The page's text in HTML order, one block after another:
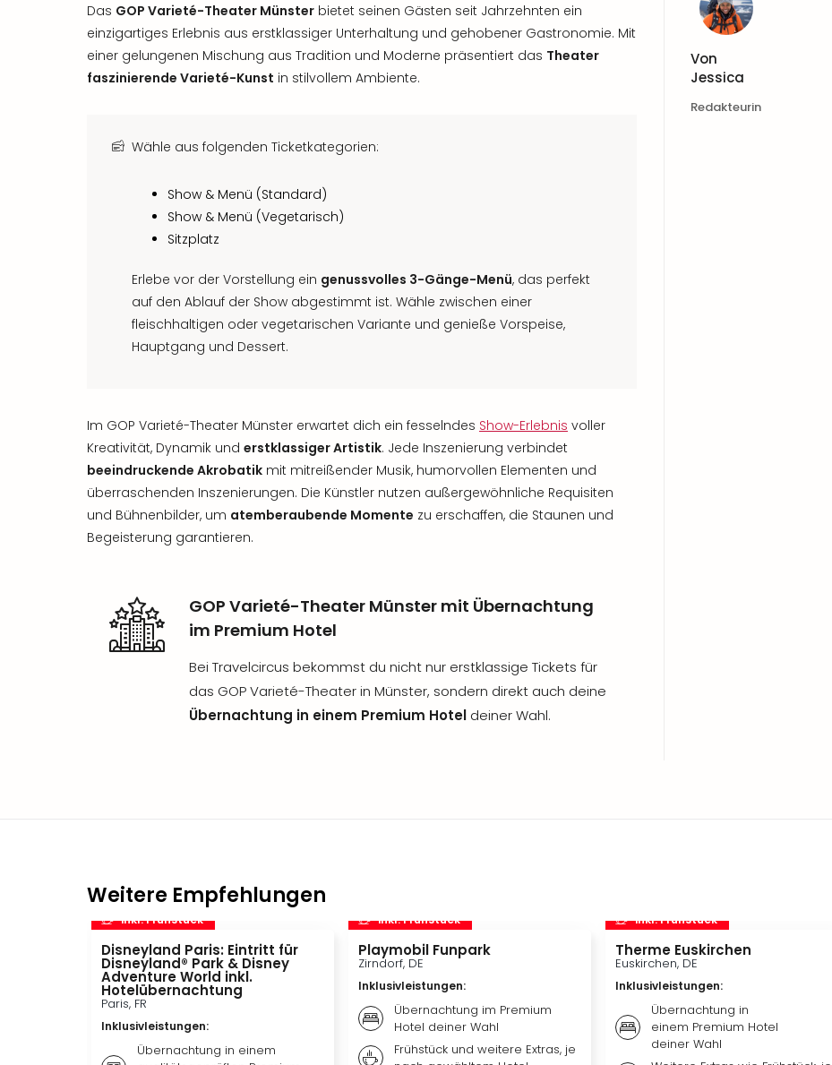
Das GOP Varieté-Theater Münster bietet seinen Gästen seit Jahrzehnten ein
einzigartiges Erlebnis aus erstklassiger Unterhaltung und gehobener Gastronomie. Mit
einer gelungenen Mischung aus Tradition und Moderne präsentiert das Theater
faszinierende Varieté-Kunst in stilvollem Ambiente.
Wähle aus folgenden Ticketkategorien:
Show & Menü (Standard)
Show & Menü (Vegetarisch)
Sitzplatz
Erlebe vor der Vorstellung ein genussvolles 3-Gänge-Menü, das perfekt
auf den Ablauf der Show abgestimmt ist. Wähle zwischen einer
fleischhaltigen oder vegetarischen Variante und genieße Vorspeise,
Hauptgang und Dessert.
Im GOP Varieté-Theater Münster erwartet dich ein fesselndes Show-Erlebnis voller
Kreativität, Dynamik und erstklassiger Artistik. Jede Inszenierung verbindet
beeindruckende Akrobatik mit mitreißender Musik, humorvollen Elementen und
überraschenden Inszenierungen. Die Künstler nutzen außergewöhnliche Requisiten
und Bühnenbilder, um atemberaubende Momente zu erschaffen, die Staunen und
Begeisterung garantieren.
GOP Varieté-Theater Münster mit Übernachtung
im Premium Hotel
Bei Travelcircus bekommst du nicht nur erstklassige Tickets für
das GOP Varieté-Theater in Münster, sondern direkt auch deine
Übernachtung in einem Premium Hotel deiner Wahl.
Von
Jessica
Redakteurin
Weitere Empfehlungen
inkl. Frühstück
Disneyland Paris: Eintritt für
Disneyland® Park & Disney
Adventure World inkl.
Hotelübernachtung
Paris, FR
Inklusivleistungen:
Übernachtung in einem
inkl. Frühstück
Playmobil Funpark
Zirndorf, DE
Inklusivleistungen:
Übernachtung im Premium
Hotel deiner Wahl
Frühstück und weitere Extras, je
inkl. Frühstück
Therme Euskirchen
Euskirchen, DE
Inklusivleistungen:
Übernachtung in
einem Premium Hotel
deiner Wahl